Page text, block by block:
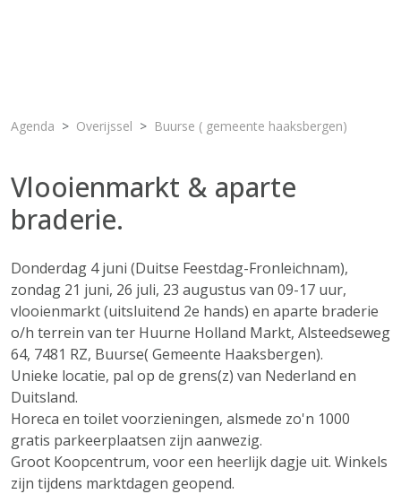
Agenda Overijssel Buurse ( gemeente haaksbergen)
Vlooienmarkt & aparte
braderie.
Donderdag 4 juni (Duitse Feestdag-Fronleichnam),
zondag 21 juni, 26 juli, 23 augustus van 09-17 uur,
vlooienmarkt (uitsluitend 2e hands) en aparte braderie
o/h terrein van ter Huurne Holland Markt, Alsteedseweg
64, 7481 RZ, Buurse( Gemeente Haaksbergen).
Unieke locatie, pal op de grens(z) van Nederland en
Duitsland.
Horeca en toilet voorzieningen, alsmede zo'n 1000
gratis parkeerplaatsen zijn aanwezig.
Groot Koopcentrum, voor een heerlijk dagje uit. Winkels
zijn tijdens marktdagen geopend.